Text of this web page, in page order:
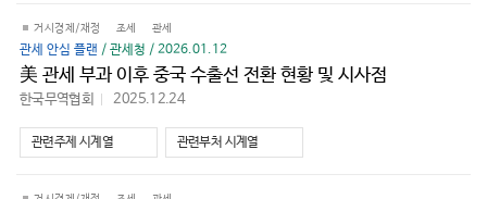
거시경제/재정 조세 관세
관세 안심 플랜 / 관세청 / 2026.01.12
美 관세 부과 이후 중국 수출선 전환 현황 및 시사점
한국무역협회 2025.12.24
가
기
관련주제 시계열 관련부처 시계열